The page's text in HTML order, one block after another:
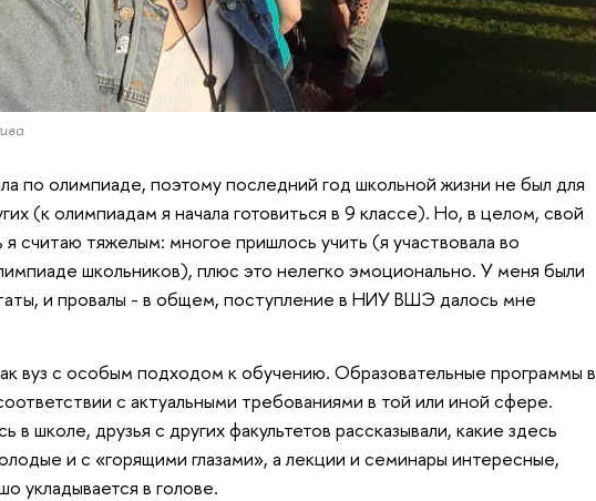
по олимпиаде, поэтому последний год школьной жизни не был для
(к олимпиадам я начала готовиться в 9 классе). Но, в целом, свой
считаю тяжелым: многое пришлось учить (я участвовала во
школьников), плюс это нелегко эмоционально. У меня были
и провалы - в общем, поступление в НИУ ВШЭ далось мне
вуз с особым подходом к обучению. Образовательные программы в
с актуальными требованиями в той или иной сфере.
в школе, друзья с других факультетов рассказывали, какие здесь
и с «горящими глазами», а лекции и семинары интересные,
укладывается в голове.